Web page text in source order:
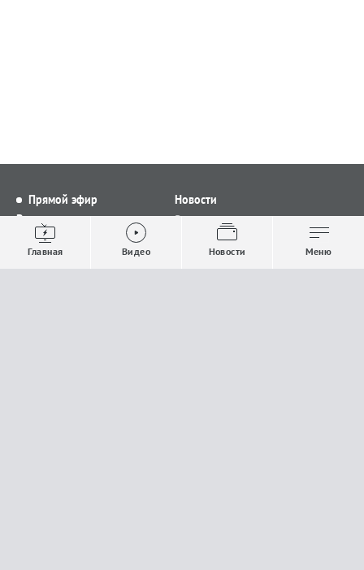
Прямой эфир
Видео
Выпуски новостей
Проекты
Новости
Все новости
Общество
Строительство и ЖКХ
Главная Видео Новости Меню